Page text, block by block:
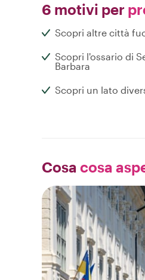
6 motivi per
Scopri altre città
Scopri l'ossario di
Barbara
Scopri un lato
Cosa cosa